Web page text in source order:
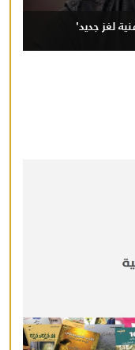
لغز جديد'